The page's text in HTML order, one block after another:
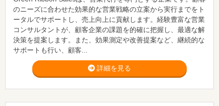
のニーズに合わせた効果的な営業戦略の立案から実行までをト
ータルでサポートし、売上向上に貢献します。経験豊富な営業
コンサルタントが、顧客企業の課題を的確に把握し、最適な解
決策を提案します。また、効果測定や改善提案など、継続的な
サポートも行い、顧客...
詳細を見る